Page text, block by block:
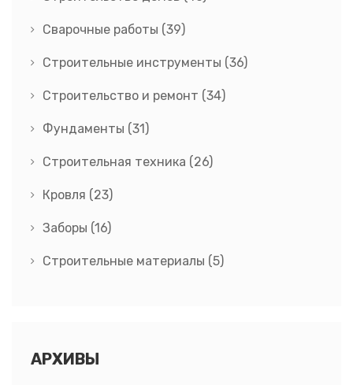
Сварочные работы (39)
Строительные инструменты (36)
Строительство и ремонт (34)
Фундаменты (31)
Строительная техника (26)
Кровля (23)
Заборы (16)
Строительные материалы (5)
АРХИВЫ